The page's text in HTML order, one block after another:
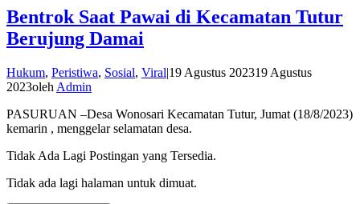
Bentrok Saat Pawai di Kecamatan Tutur
Berujung Damai
Hukum, Peristiwa, Sosial, Viral|19 Agustus 202319 Agustus
2023oleh Admin
PASURUAN –Desa Wonosari Kecamatan Tutur, Jumat (18/8/2023)
kemarin , menggelar selamatan desa.
Tidak Ada Lagi Postingan yang Tersedia.
Tidak ada lagi halaman untuk dimuat.